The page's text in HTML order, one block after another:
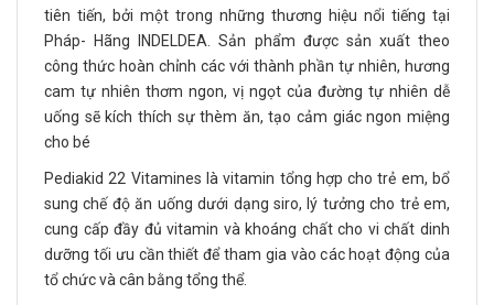
tiên tiến, bởi một trong những thương hiệu nổi tiếng tại
Pháp- Hãng INDELDEA. Sản phẩm được sản xuất theo
công thức hoàn chỉnh các với thành phần tự nhiên, hương
cam tự nhiên thơm ngon, vị ngọt của đường tự nhiên dễ
uống sẽ kích thích sự thèm ăn, tạo cảm giác ngon miệng
cho bé
Pediakid 22 Vitamines là vitamin tổng hợp cho trẻ em, bổ
sung chế độ ăn uống dưới dạng siro, lý tưởng cho trẻ em,
cung cấp đầy đủ vitamin và khoáng chất cho vi chất dinh
dưỡng tối ưu cần thiết để tham gia vào các hoạt động của
tổ chức và cân bằng tổng thể.